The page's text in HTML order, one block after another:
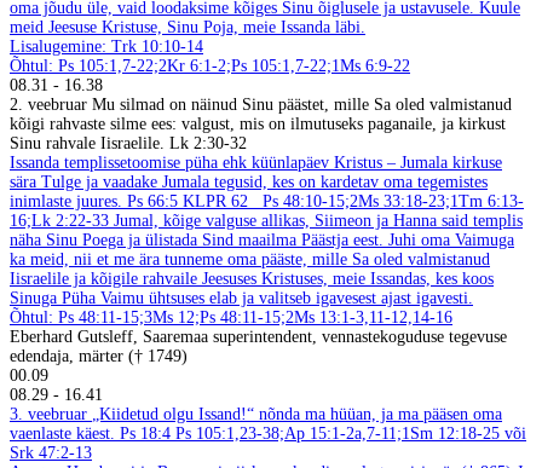
oma jõudu üle, vaid loodaksime kõiges Sinu õiglusele ja ustavusele. Kuule
meid Jeesuse Kristuse, Sinu Poja, meie Issanda läbi.
Lisalugemine: Trk 10:10-14
Õhtul: Ps 105:1,7-22;2Kr 6:1-2;Ps 105:1,7-22;1Ms 6:9-22
08.31 - 16.38
2. veebruar Mu silmad on näinud Sinu päästet, mille Sa oled valmistanud
kõigi rahvaste silme ees: valgust, mis on ilmutuseks paganaile, ja kirkust
Sinu rahvale Iisraelile. Lk 2:30-32
Issanda templissetoomise püha ehk küünlapäev Kristus – Jumala kirkuse
sära Tulge ja vaadake Jumala tegusid, kes on kardetav oma tegemistes
inimlaste juures. Ps 66:5 KLPR 62
Ps 48:10-15;2Ms 33:18-23;1Tm 6:13-
16;Lk 2:22-33 Jumal, kõige valguse allikas, Siimeon ja Hanna said templis
näha Sinu Poega ja ülistada Sind maailma Päästja eest. Juhi oma Vaimuga
ka meid, nii et me ära tunneme oma pääste, mille Sa oled valmistanud
Iisraelile ja kõigile rahvaile Jeesuses Kristuses, meie Issandas, kes koos
Sinuga Püha Vaimu ühtsuses elab ja valitseb igavesest ajast igavesti.
Õhtul: Ps 48:11-15;3Ms 12;Ps 48:11-15;2Ms 13:1-3,11-12,14-16
Eberhard Gutsleff, Saaremaa superintendent, vennastekoguduse tegevuse
edendaja, märter († 1749)
00.09
08.29 - 16.41
3. veebruar „Kiidetud olgu Issand!“ nõnda ma hüüan, ja ma pääsen oma
vaenlaste käest. Ps 18:4 Ps 105:1,23-38;Ap 15:1-2a,7-11;1Sm 12:18-25 või
Srk 47:2-13